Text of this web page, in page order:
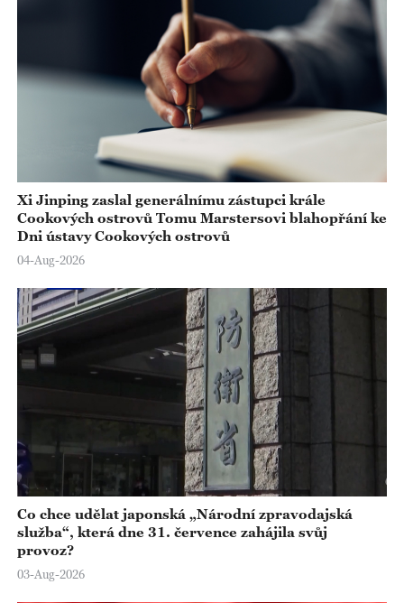
Xi Jinping zaslal generálnímu zástupci krále
Cookových ostrovů Tomu Marstersovi blahopřání ke
Dni ústavy Cookových ostrovů
04-Aug-2026
Co chce udělat japonská „Národní zpravodajská
služba“, která dne 31. července zahájila svůj
provoz?
03-Aug-2026